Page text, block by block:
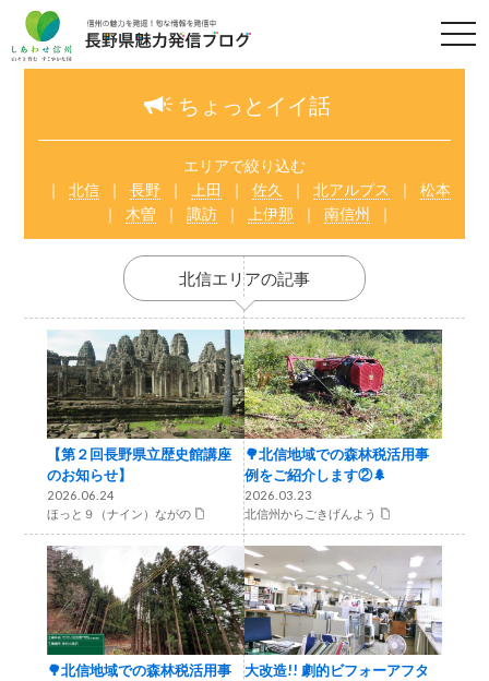
t
o
i
ちょっとイイ話
エリアで絞り込む
北信
長野 上田 佐久 北アルプス
松本
木曽
諏訪 上伊那 南信州
北信エリアの記事
【第２回長野県立歴史館講座
のお知らせ】
2026.06.24
ほっと９（ナイン）ながの
🌳北信地域での森林税活用事
例をご紹介します②🌲
2026.03.23
北信州からごきげんよう
🌳北信地域での森林税活用事
大改造!! 劇的ビフォーアフタ